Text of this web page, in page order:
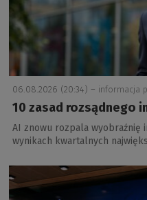
06.08.2026 (20:34) – informacja
10 zasad rozsądnego
AI znowu rozpala wyobraźnię
wynikach kwartalnych
a